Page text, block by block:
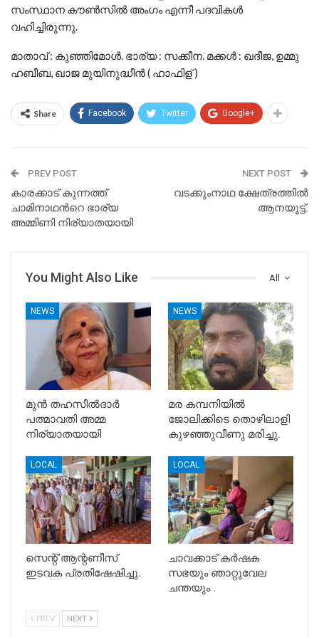
സംസ്ഥാന കൗൺസിൽ അംഗം എന്നീ പദവികൾ
വഹിച്ചിരുന്നു.
മാതാവ് : കുഞ്ഞിമോൾ. ഭാര്യ : സക്കീന. മക്കൾ : ഖദീജ, ഉമ്മു
ഹബീബ, ഖാജ മുയിനുദ്ധീൻ ( ഹാഫിള് )
Share Facebook Twitter Google+
PREV POST
കാരക്കാട് കുന്നത്ത്
ചാമിനാഥൻറെ ഭാര്യ
അമ്മിണി നിര്യാതയായി
NEXT POST
വടക്കുംനാഥ ക്ഷേത്രത്തില്‍
ആനയൂട്ട്.
All
You Might Also Like
NEWS
മുൻ തഹസീൽദാർ
പത്മാവതി അമ്മ
നിര്യാതയായി
NEWS
മര കമ്പനിയിൽ
ജോലിക്കിടെ തൊഴിലാളി
കുഴഞ്ഞുവീണു മരിച്ചു.
LOCAL
സെന്റ് ആന്റണീസ്
ഇടവക പ്രതിഷേഷിച്ചു.
LOCAL
ചാവക്കാട് കർഷക
സഭയും ഞാറ്റുവേല
ചന്തയും .
PREV NEXT